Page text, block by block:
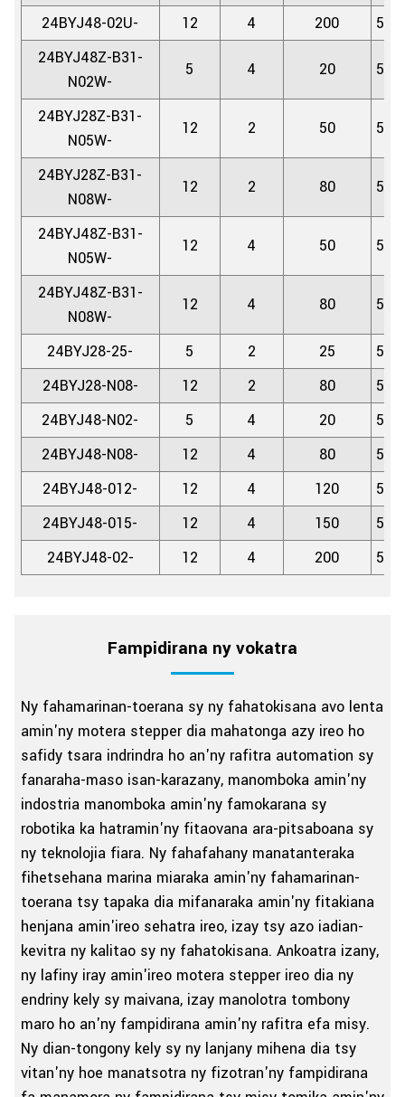
24BYJ48-02U-
12 4 200
24BYJ48Z-B31-
N02W-
5 4 20
24BYJ28Z-B31-
N05W-
12 2 50
24BYJ28Z-B31-
N08W-
12 2 80
24BYJ48Z-B31-
N05W-
12 4 50
24BYJ48Z-B31-
N08W-
12 4 80
24BYJ28-25- 5 2 25
24BYJ28-N08-
12 2 80
24BYJ48-N02-
5 4 20
24BYJ48-N08-
12 4 80
24BYJ48-012-
12 4 120
24BYJ48-015-
12 4 150
24BYJ48-02-
12 4 200
Fampidirana ny vokatra
Ny fahamarinan-toerana sy ny fahatokisana avo lenta
amin'ny motera stepper dia mahatonga azy ireo ho
safidy tsara indrindra ho an'ny rafitra automation sy
fanaraha-maso isan-karazany, manomboka amin'ny
indostria manomboka amin'ny famokarana sy
robotika ka hatramin'ny fitaovana ara-pitsaboana sy
ny teknolojia fiara. Ny fahafahany manatanteraka
fihetsehana marina miaraka amin'ny fahamarinan-
toerana tsy tapaka dia mifanaraka amin'ny fitakiana
henjana amin'ireo sehatra ireo, izay tsy azo iadian-
kevitra ny kalitao sy ny fahatokisana. Ankoatra izany,
ny lafiny iray amin'ireo motera stepper ireo dia ny
endriny kely sy maivana, izay manolotra tombony
maro ho an'ny fampidirana amin'ny rafitra efa misy.
Ny dian-tongony kely sy ny lanjany mihena dia tsy
vitan'ny hoe manatsotra ny fizotran'ny fampidirana